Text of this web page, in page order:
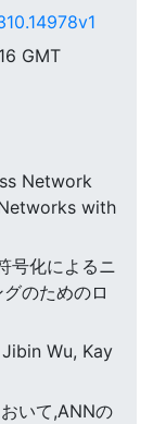
GMT
Network
with
号化によるニ
のためのロ
Wu, Kay
いて,ANNの